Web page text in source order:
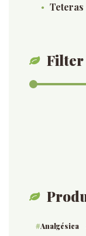
Teteras
Filter
Analgésica